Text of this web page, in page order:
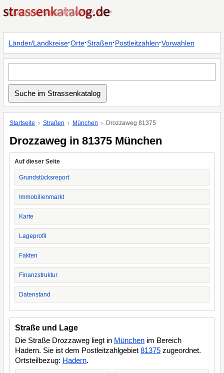
Länder/Landkreise·Orte·Straßen·Postleitzahlen·Vorwahlen
Startseite Straßen München Drozzaweg 81375
Drozzaweg in 81375 München
Auf dieser Seite
Grundstücksreport
Immobilienmarkt
Karte
Lageprofil
Fakten
Finanzstruktur
Datenstand
Straße und Lage
Die Straße Drozzaweg liegt in München im Bereich
Hadern. Sie ist dem Postleitzahlgebiet 81375 zugeordnet.
Ortsteilbezug: Hadern.